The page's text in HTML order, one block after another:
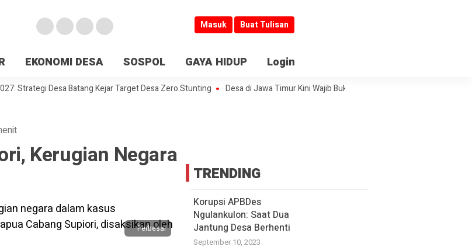
Masuk Buat Tulisan
EKONOMI DESA SOSPOL GAYA HIDUP Login
Desa Batang Kejar Target Desa Zero Stunting Desa di Jawa Timur Kini Wajib Buka Informasi
Kerugian Negara
Perbesar
TRENDING
Korupsi APBDes
Ngulankulon: Saat Dua
Jantung Desa Berhenti
September 10, 2023